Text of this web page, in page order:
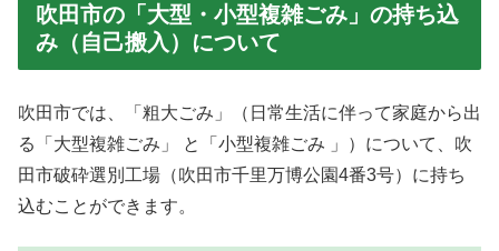
吹田市の「大型・小型複雑ごみ」の持ち込
み（自己搬入）について
吹田市では、「粗大ごみ」（日常生活に伴って家庭から出
る「大型複雑ごみ」 と「小型複雑ごみ 」）について、吹
田市破砕選別工場（吹田市千里万博公園4番3号）に持ち
込むことができます。